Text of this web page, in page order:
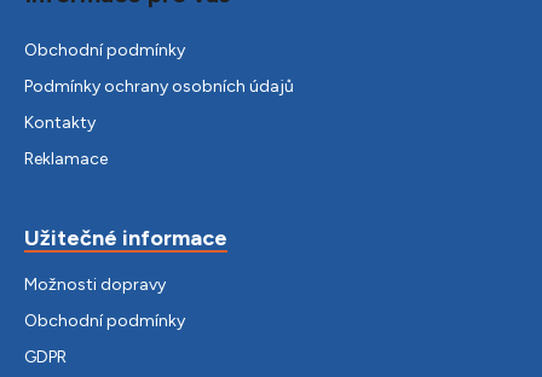
Obchodní podmínky
Podmínky ochrany osobních údajů
Kontakty
Reklamace
Užitečné informace
Možnosti dopravy
Obchodní podmínky
GDPR